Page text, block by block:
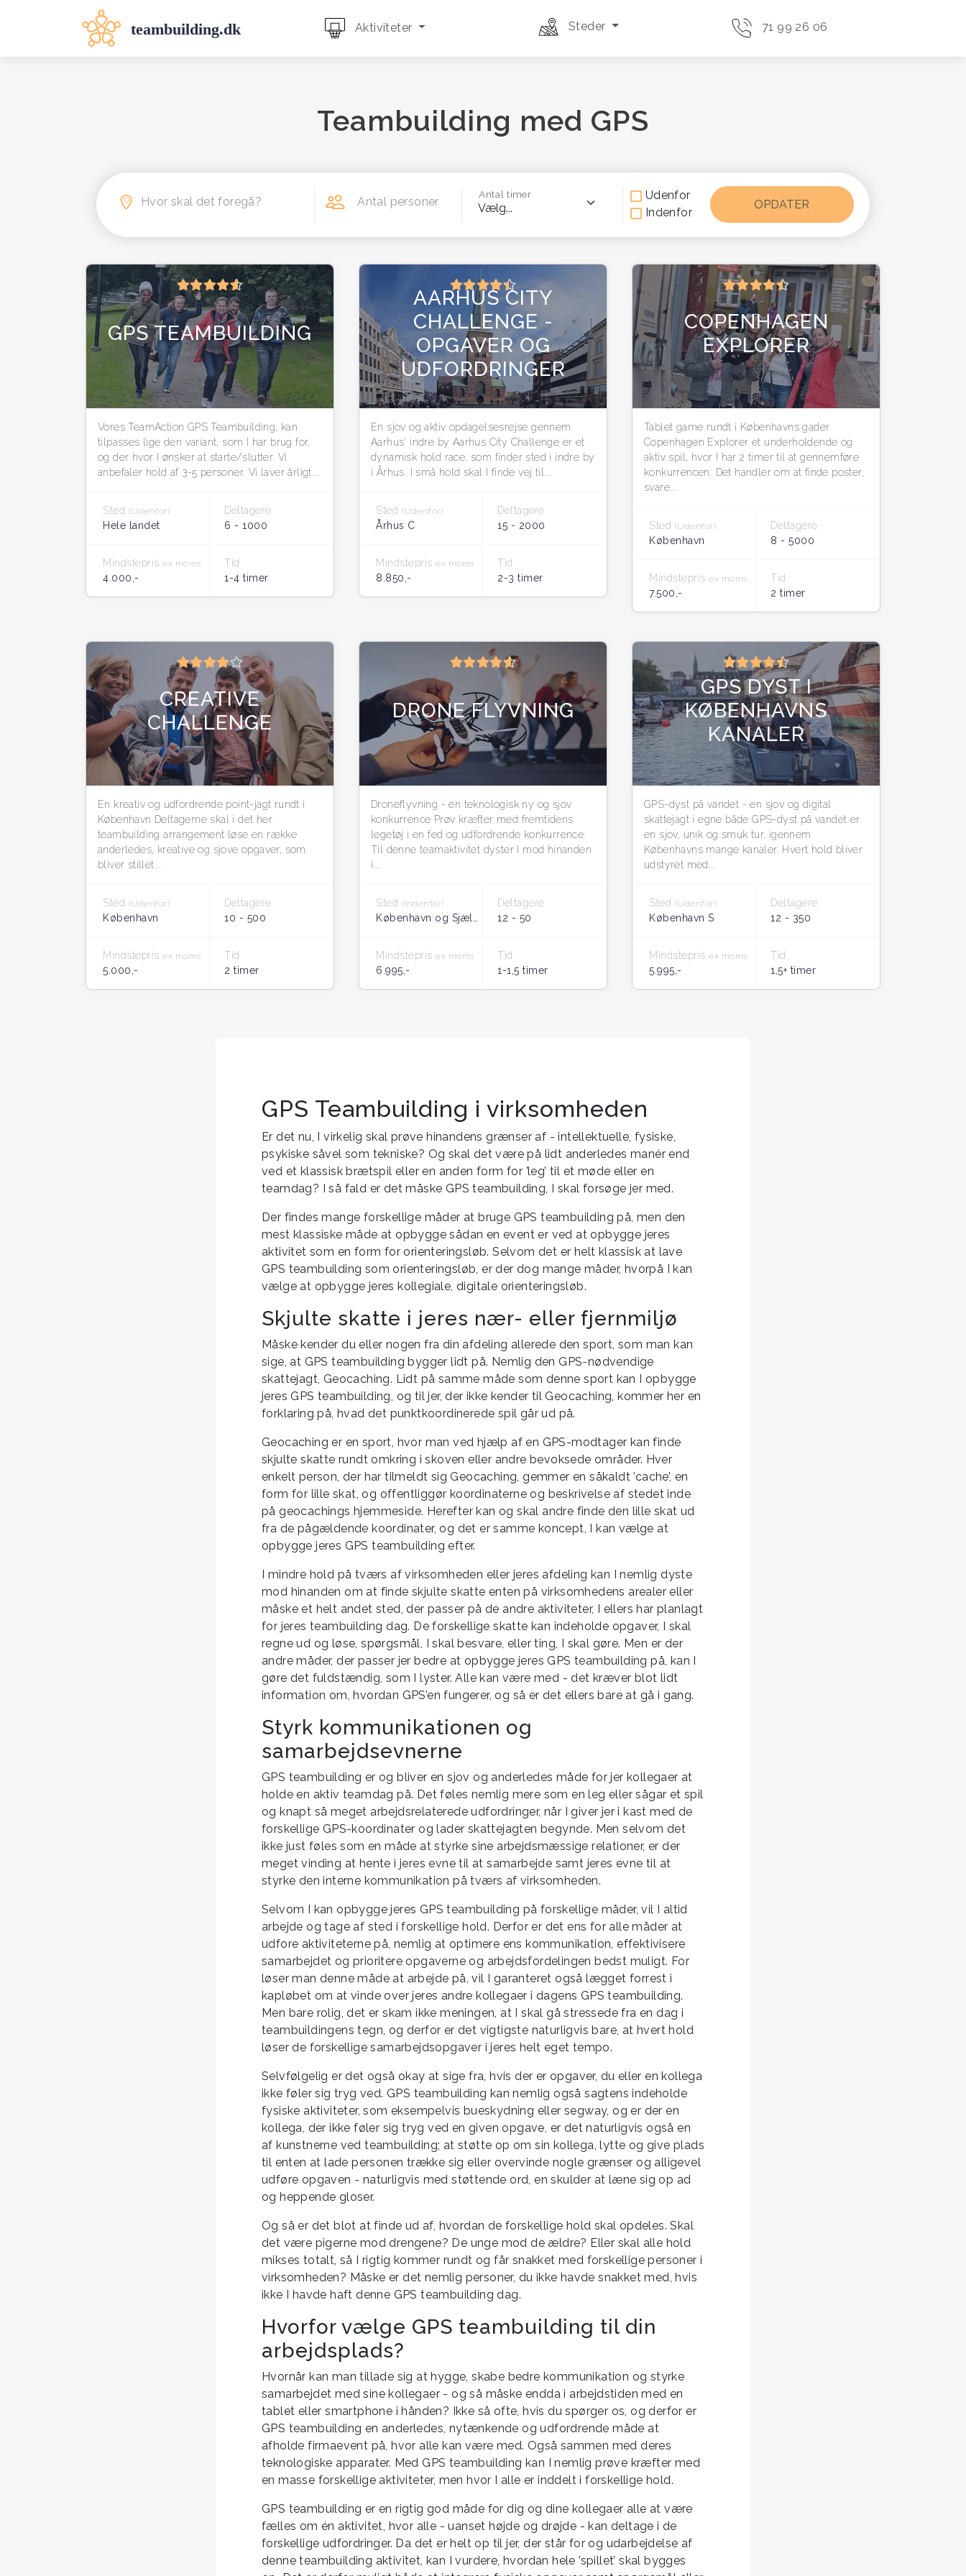
Aktiviteter Steder 71 99 26 06
Teambuilding med GPS
Hvor skal det foregå? Antal personer
Antal timer
Udenfor
Indenfor
GPS TEAMBUILDING
Vores TeamAction GPS Teambuilding, kan
tilpasses lige den variant, som I har brug for,
og der hvor I ønsker at starte/slutter. Vi
anbefaler hold af 3-5 personer. Vi laver årligt...
Sted (Udenfor)
Hele landet
Deltagere
6 - 1000
Mindstepris ex moms
4.000,-
Tid
1-4 timer
AARHUS CITY
CHALLENGE -
OPGAVER OG
UDFORDRINGER
En sjov og aktiv opdagelsesrejse gennem
Aarhus' indre by Aarhus City Challenge er et
dynamisk hold race, som finder sted i indre by
i Århus. I små hold skal I finde vej til...
Sted (Udenfor)
Århus C
Deltagere
15 - 2000
Mindstepris ex moms
8.850,-
Tid
2-3 timer
COPENHAGEN
EXPLORER
Tablet game rundt i Københavns gader
Copenhagen Explorer et underholdende og
aktiv spil, hvor I har 2 timer til at gennemføre
konkurrencen. Det handler om at finde poster,
svare...
Sted (Udenfor)
København
Deltagere
8 - 5000
Mindstepris ex moms
7.500,-
Tid
2 timer
CREATIVE
CHALLENGE
En kreativ og udfordrende point-jagt rundt i
København Deltagerne skal i det her
teambuilding arrangement løse en række
anderledes, kreative og sjove opgaver, som
bliver stillet...
Sted (Udenfor)
København
Deltagere
10 - 500
Mindstepris ex moms
5.000,-
Tid
2 timer
DRONE FLYVNING
Droneflyvning - en teknologisk ny og sjov
konkurrence Prøv kræfter med fremtidens
legetøj i en fed og udfordrende konkurrence.
Til denne teamaktivitet dyster I mod hinanden
i...
Sted (Indenfor)
Deltagere
12 - 50
Mindstepris ex moms
6.995,-
Tid
1-1,5 timer
GPS DYST I
KØBENHAVNS
KANALER
GPS-dyst på vandet - en sjov og digital
skattejagt i egne både GPS-dyst på vandet er
en sjov, unik og smuk tur, igennem
Københavns mange kanaler. Hvert hold bliver
udstyret med...
Sted (Udenfor)
København S
Deltagere
12 - 350
Mindstepris ex moms
5.995,-
Tid
1,5+ timer
GPS Teambuilding i virksomheden
Er det nu, I virkelig skal prøve hinandens grænser af - intellektuelle, fysiske,
psykiske såvel som tekniske? Og skal det være på lidt anderledes manér end
ved et klassisk brætspil eller en anden form for ’leg’ til et møde eller en
teamdag? I så fald er det måske GPS teambuilding, I skal forsøge jer med.
Der findes mange forskellige måder at bruge GPS teambuilding på, men den
mest klassiske måde at opbygge sådan en event er ved at opbygge jeres
aktivitet som en form for orienteringsløb. Selvom det er helt klassisk at lave
GPS teambuilding som orienteringsløb, er der dog mange måder, hvorpå I kan
vælge at opbygge jeres kollegiale, digitale orienteringsløb.
Skjulte skatte i jeres nær- eller fjernmiljø
Måske kender du eller nogen fra din afdeling allerede den sport, som man kan
sige, at GPS teambuilding bygger lidt på. Nemlig den GPS-nødvendige
skattejagt, Geocaching. Lidt på samme måde som denne sport kan I opbygge
jeres GPS teambuilding, og til jer, der ikke kender til Geocaching, kommer her en
forklaring på, hvad det punktkoordinerede spil går ud på.
Geocaching er en sport, hvor man ved hjælp af en GPS-modtager kan finde
skjulte skatte rundt omkring i skoven eller andre bevoksede områder. Hver
enkelt person, der har tilmeldt sig Geocaching, gemmer en såkaldt ’cache’, en
form for lille skat, og offentliggør koordinaterne og beskrivelse af stedet inde
på geocachings hjemmeside. Herefter kan og skal andre finde den lille skat ud
fra de pågældende koordinater, og det er samme koncept, I kan vælge at
opbygge jeres GPS teambuilding efter.
I mindre hold på tværs af virksomheden eller jeres afdeling kan I nemlig dyste
mod hinanden om at finde skjulte skatte enten på virksomhedens arealer eller
måske et helt andet sted, der passer på de andre aktiviteter, I ellers har planlagt
for jeres teambuilding dag. De forskellige skatte kan indeholde opgaver, I skal
regne ud og løse, spørgsmål, I skal besvare, eller ting, I skal gøre. Men er der
andre måder, der passer jer bedre at opbygge jeres GPS teambuilding på, kan I
gøre det fuldstændig, som I lyster. Alle kan være med - det kræver blot lidt
information om, hvordan GPS’en fungerer, og så er det ellers bare at gå i gang.
Styrk kommunikationen og
samarbejdsevnerne
GPS teambuilding er og bliver en sjov og anderledes måde for jer kollegaer at
holde en aktiv teamdag på. Det føles nemlig mere som en leg eller sågar et spil
og knapt så meget arbejdsrelaterede udfordringer, når I giver jer i kast med de
forskellige GPS-koordinater og lader skattejagten begynde. Men selvom det
ikke just føles som en måde at styrke sine arbejdsmæssige relationer, er der
meget vinding at hente i jeres evne til at samarbejde samt jeres evne til at
styrke den interne kommunikation på tværs af virksomheden.
Selvom I kan opbygge jeres GPS teambuilding på forskellige måder, vil I altid
arbejde og tage af sted i forskellige hold. Derfor er det ens for alle måder at
udfore aktiviteterne på, nemlig at optimere ens kommunikation, effektivisere
samarbejdet og prioritere opgaverne og arbejdsfordelingen bedst muligt. For
løser man denne måde at arbejde på, vil I garanteret også lægget forrest i
kapløbet om at vinde over jeres andre kollegaer i dagens GPS teambuilding.
Men bare rolig, det er skam ikke meningen, at I skal gå stressede fra en dag i
teambuildingens tegn, og derfor er det vigtigste naturligvis bare, at hvert hold
løser de forskellige samarbejdsopgaver i jeres helt eget tempo.
Selvfølgelig er det også okay at sige fra, hvis der er opgaver, du eller en kollega
ikke føler sig tryg ved. GPS teambuilding kan nemlig også sagtens indeholde
fysiske aktiviteter, som eksempelvis bueskydning eller segway, og er der en
kollega, der ikke føler sig tryg ved en given opgave, er det naturligvis også en
af kunstnerne ved teambuilding; at støtte op om sin kollega, lytte og give plads
til enten at lade personen trække sig eller overvinde nogle grænser og alligevel
udføre opgaven - naturligvis med støttende ord, en skulder at læne sig op ad
og heppende gloser.
Og så er det blot at finde ud af, hvordan de forskellige hold skal opdeles. Skal
det være pigerne mod drengene? De unge mod de ældre? Eller skal alle hold
mikses totalt, så I rigtig kommer rundt og får snakket med forskellige personer i
virksomheden? Måske er det nemlig personer, du ikke havde snakket med, hvis
ikke I havde haft denne GPS teambuilding dag.
Hvorfor vælge GPS teambuilding til din
arbejdsplads?
Hvornår kan man tillade sig at hygge, skabe bedre kommunikation og styrke
samarbejdet med sine kollegaer - og så måske endda i arbejdstiden med en
tablet eller smartphone i hånden? Ikke så ofte, hvis du spørger os, og derfor er
GPS teambuilding en anderledes, nytænkende og udfordrende måde at
afholde firmaevent på, hvor alle kan være med. Også sammen med deres
teknologiske apparater. Med GPS teambuilding kan I nemlig prøve kræfter med
en masse forskellige aktiviteter, men hvor I alle er inddelt i forskellige hold.
GPS teambuilding er en rigtig god måde for dig og dine kollegaer alle at være
fælles om én aktivitet, hvor alle - uanset højde og drøjde - kan deltage i de
forskellige udfordringer. Da det er helt op til jer, der står for og udarbejdelse af
denne teambuilding aktivitet, kan I vurdere, hvordan hele ’spillet’ skal bygges